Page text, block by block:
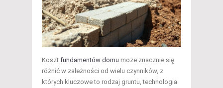
Koszt fundamentów domu może znacznie się
różnić w zależności od wielu czynników, z
których kluczowe to rodzaj gruntu, technologia